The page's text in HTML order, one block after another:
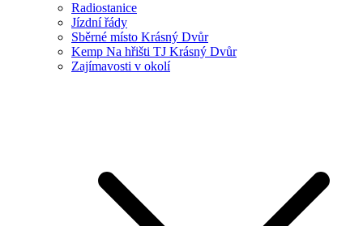
Radiostanice
Jízdní řády
Sběrné místo Krásný Dvůr
Kemp Na hřišti TJ Krásný Dvůr
Zajímavosti v okolí